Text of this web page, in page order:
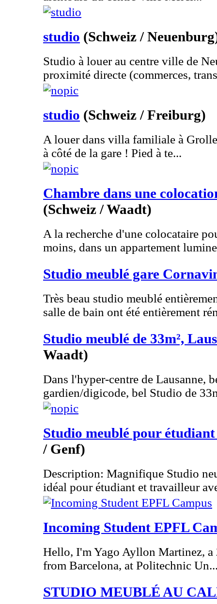
studio (Schweiz /
Studio à louer au centre ville de
proximité directe (commerces,
studio (Schweiz / Freiburg)
A louer dans villa familiale à
à côté de la gare ! Pied à te...
Chambre dans une
(Schweiz / Waadt)
A la recherche d'une colocataire
moins, dans un appartement
Studio meublé gare
Très beau studio meublé
salle de bain ont été entièrement
Studio meublé de 33m²,
Waadt)
Dans l'hyper-centre de Lausanne,
gardien/digicode, bel Studio de
Studio meublé pour
/ Genf)
Description: Magnifique Studio
idéal pour étudiant et travailleur
Incoming Student EPFL
Hello, I'm Yago Ayllon Martinez, a
from Barcelona, at Politechnic
STUDIO MEUBLÉ AU